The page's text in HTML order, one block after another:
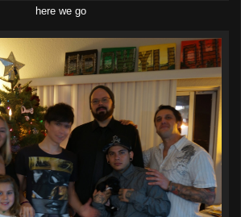
here we go